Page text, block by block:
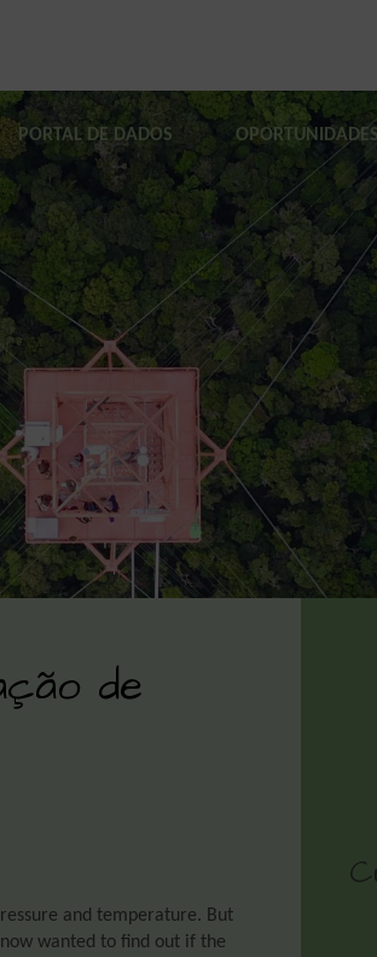
PORTAL DE DADOS OPORTUNIDADES
de
and temperature. But
wanted to find out if the